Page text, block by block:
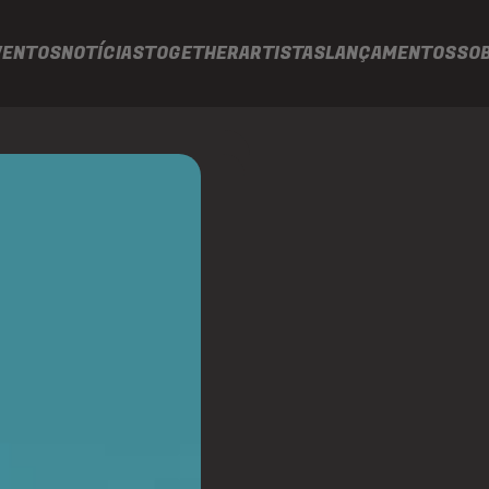
NOTÍCIASTOGETHERARTISTASLANÇAMENTOS